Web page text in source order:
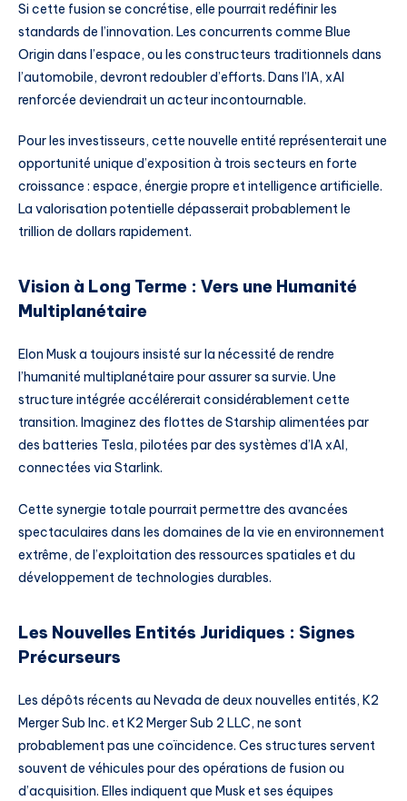
Si cette fusion se concrétise, elle pourrait redéfinir les
standards de l’innovation. Les concurrents comme Blue
Origin dans l’espace, ou les constructeurs traditionnels dans
l’automobile, devront redoubler d’efforts. Dans l’IA, xAI
renforcée deviendrait un acteur incontournable.
Pour les investisseurs, cette nouvelle entité représenterait une
opportunité unique d’exposition à trois secteurs en forte
croissance : espace, énergie propre et intelligence artificielle.
La valorisation potentielle dépasserait probablement le
trillion de dollars rapidement.
Vision à Long Terme : Vers une Humanité
Multiplanétaire
Elon Musk a toujours insisté sur la nécessité de rendre
l’humanité multiplanétaire pour assurer sa survie. Une
structure intégrée accélérerait considérablement cette
transition. Imaginez des flottes de Starship alimentées par
des batteries Tesla, pilotées par des systèmes d’IA xAI,
connectées via Starlink.
Cette synergie totale pourrait permettre des avancées
spectaculaires dans les domaines de la vie en environnement
extrême, de l’exploitation des ressources spatiales et du
développement de technologies durables.
Les Nouvelles Entités Juridiques : Signes
Précurseurs
Les dépôts récents au Nevada de deux nouvelles entités, K2
Merger Sub Inc. et K2 Merger Sub 2 LLC, ne sont
probablement pas une coïncidence. Ces structures servent
souvent de véhicules pour des opérations de fusion ou
d’acquisition. Elles indiquent que Musk et ses équipes